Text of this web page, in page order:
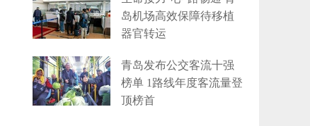
岛机场高效保障待移植
器官转运
青岛发布公交客流十强
榜单 1路线年度客流量登
顶榜首